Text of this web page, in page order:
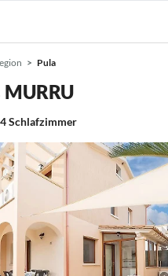
Pula
4Schlafzimmer